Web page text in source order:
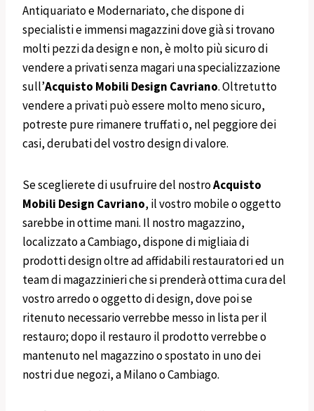
Antiquariato e Modernariato, che dispone di
specialisti e immensi magazzini dove già si trovano
molti pezzi da design e non, è molto più sicuro di
vendere a privati senza magari una specializzazione
sull’Acquisto Mobili Design Cavriano. Oltretutto
vendere a privati può essere molto meno sicuro,
potreste pure rimanere truffati o, nel peggiore dei
casi, derubati del vostro design di valore.
Se sceglierete di usufruire del nostroAcquisto
Mobili Design Cavriano, il vostro mobile o oggetto
sarebbe in ottime mani. Il nostro magazzino,
localizzato a Cambiago, dispone di migliaia di
prodotti design oltre ad affidabili restauratori ed un
team di magazzinieri che si prenderà ottima cura del
vostro arredo o oggetto di design, dove poi se
ritenuto necessario verrebbe messo in lista per il
restauro; dopo il restauro il prodotto verrebbe o
mantenuto nel magazzino o spostato in uno dei
nostri due negozi, a Milano o Cambiago.